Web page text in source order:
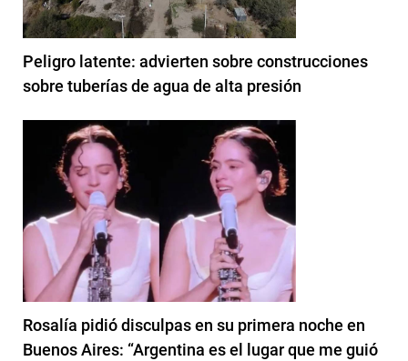
Peligro latente: advierten sobre construcciones
sobre tuberías de agua de alta presión
Rosalía pidió disculpas en su primera noche en
Buenos Aires: “Argentina es el lugar que me guió